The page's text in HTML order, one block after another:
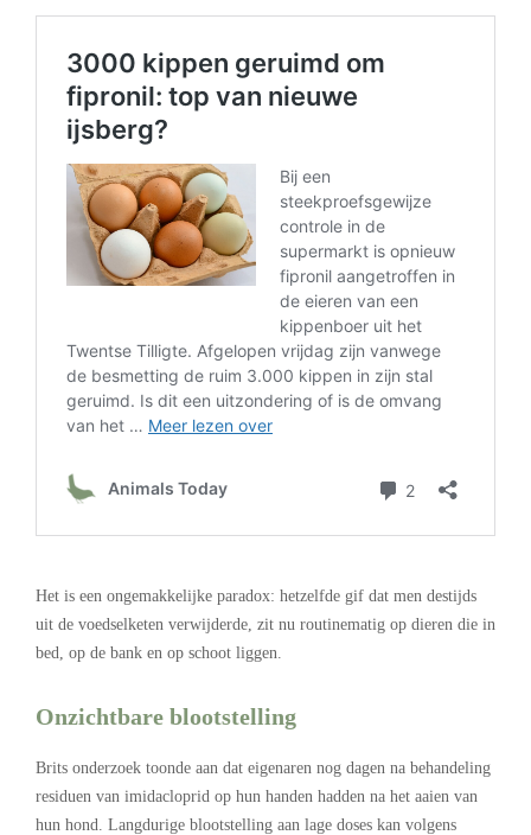
Het is een ongemakkelijke paradox: hetzelfde gif dat men destijds
uit de voedselketen verwijderde, zit nu routinematig op dieren die in
bed, op de bank en op schoot liggen.
Onzichtbare blootstelling
Brits onderzoek toonde aan dat eigenaren nog dagen na behandeling
residuen van imidacloprid op hun handen hadden na het aaien van
hun hond. Langdurige blootstelling aan lage doses kan volgens